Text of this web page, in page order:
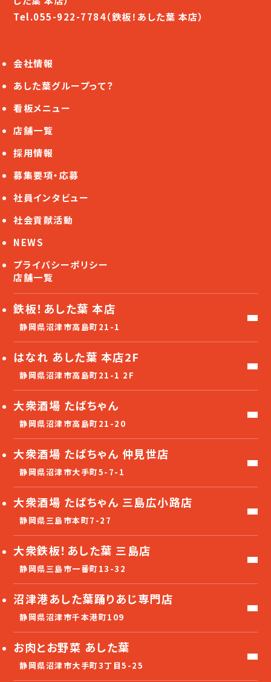
Tel.055-922-7784（鉄板！あした葉 本店）
会社情報
あした葉グループって？
看板メニュー
店舗一覧
採用情報
募集要項・応募
社員インタビュー
社会貢献活動
NEWS
プライバシーポリシー
店舗一覧
鉄板！あした葉 本店
静岡県沼津市高島町21-1
はなれ あした葉 本店2F
静岡県沼津市高島町21-1 2F
大衆酒場 たばちゃん
静岡県沼津市高島町21-20
大衆酒場 たばちゃん 仲見世店
静岡県沼津市大手町5-7-1
大衆酒場 たばちゃん 三島広小路店
静岡県三島市本町7-27
大衆鉄板！あした葉 三島店
静岡県三島市一番町13-32
沼津港あした葉踊りあじ専門店
静岡県沼津市千本港町109
お肉とお野菜 あした葉
静岡県沼津市大手町3丁目5-25